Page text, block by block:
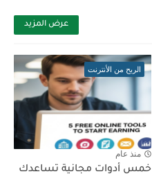
عرض المزيد
الربح من الأنترنت
منذ عام
خمس أدوات مجانية تساعدك